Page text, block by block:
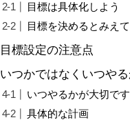
目標は具体化しよう
目標を決めるとみえ
目標設定の注意点
いつかではなくいつや
いつやるかが大切です
具体的な計画